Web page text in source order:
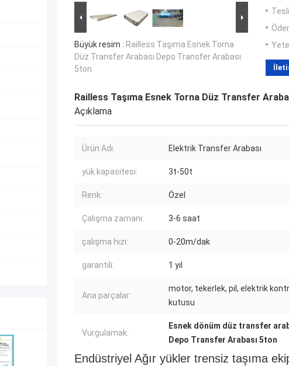
Büyük resim : Railless Taşıma Esnek Torna
Düz Transfer Arabası Depo Transfer Arabası
5ton
Railless Taşıma Esnek Torna Düz Transfer
Açıklama
Ürün Adı: Elektrik Transfer Arabası
yük kapasitesi: 3t-50t
Renk: Özel
Çalışma zamanı: 3-6 saat
çalışma hızı: 0-20m/dak
garantili: 1 yıl
Ana parçalar:
motor, tekerlek, pil, elektrik
kutusu
Vurgulamak:
Esnek dönüm düz transfer
Depo Transfer Arabası 5ton
Endüstriyel Ağır yükler trensiz taşıma